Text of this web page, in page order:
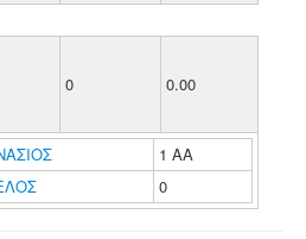
0 0.00
1 ΑΑ
0